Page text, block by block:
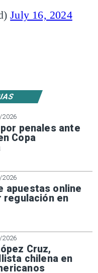
2026
penales ante
Copa
2026
apuestas online
regulación en
2026
Cruz,
chilena en
July 16, 2024